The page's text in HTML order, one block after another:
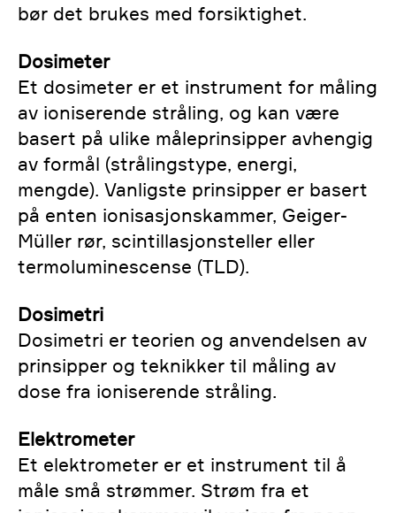
bør det brukes med forsiktighet.
Dosimeter
Et dosimeter er et instrument for måling
av ioniserende stråling, og kan være
basert på ulike måleprinsipper avhengig
av formål (strålingstype, energi,
mengde). Vanligste prinsipper er basert
på enten ionisasjonskammer, Geiger-
Müller rør, scintillasjonsteller eller
termoluminescense (TLD).
Dosimetri
Dosimetri er teorien og anvendelsen av
prinsipper og teknikker til måling av
dose fra ioniserende stråling.
Elektrometer
Et elektrometer er et instrument til å
måle små strømmer. Strøm fra et